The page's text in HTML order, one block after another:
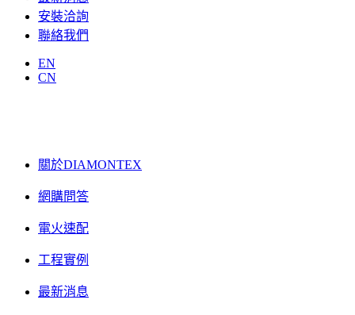
安裝洽詢
聯絡我們
EN
CN
關於DIAMONTEX
網購問答
電火速配
工程實例
最新消息